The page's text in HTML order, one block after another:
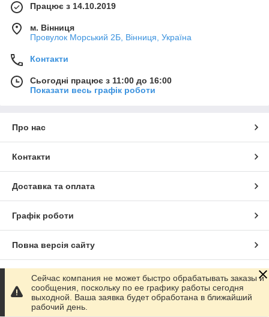
Працює з 14.10.2019
м. Вінниця
Провулок Морський 2Б, Вінниця, Україна
Контакти
Сьогодні працює з 11:00 до 16:00
Показати весь графік роботи
Про нас
Контакти
Доставка та оплата
Графік роботи
Повна версія сайту
Сайт створено на маркетплейсі Prom.ua
Політика конфіденційності
Сейчас компания не может быстро обрабатывать заказы и
сообщения, поскольку по ее графику работы сегодня
выходной. Ваша заявка будет обработана в ближайший
рабочий день.